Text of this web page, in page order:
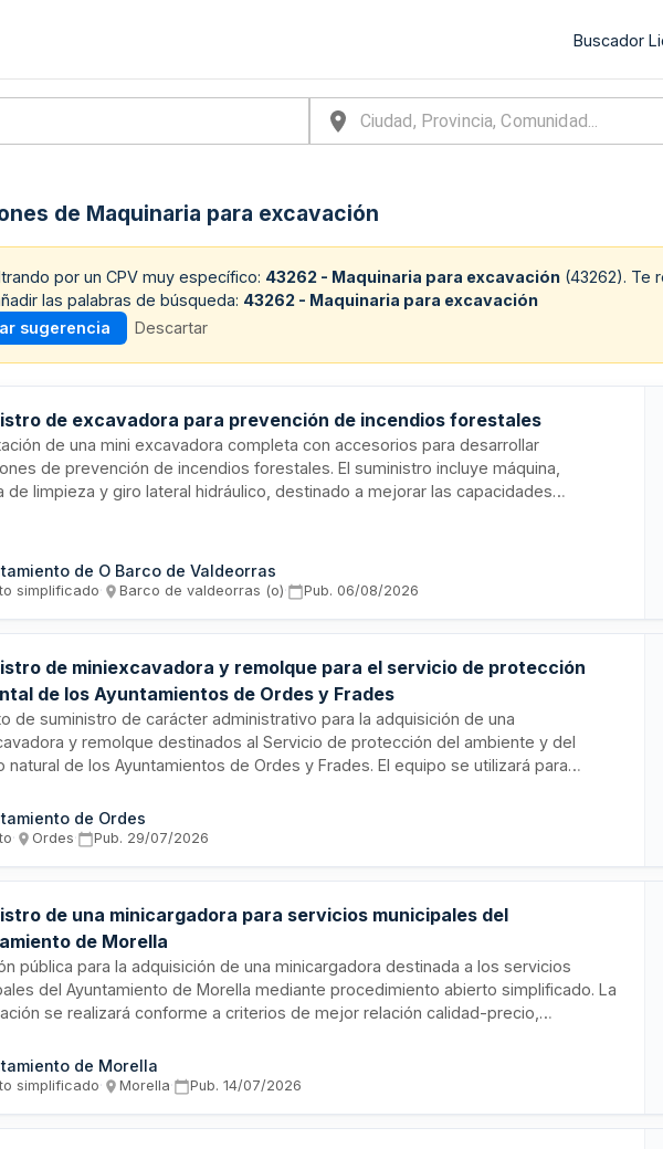
Buscador
de Maquinaria para excavación
por un CPV muy específico: 43262 - Maquinaria para excavación (43262). Te
las palabras de búsqueda: 43262 - Maquinaria para excavación
sugerencia
Descartar
de excavadora para prevención de incendios forestales
de una mini excavadora completa con accesorios para desarrollar
de prevención de incendios forestales. El suministro incluye máquina,
de limpieza y giro lateral hidráulico, destinado a mejorar las capacidades
de O Barco de Valdeorras
simplificado· Barco de valdeorras (o)· Pub. 06/08/2026
de miniexcavadora y remolque para el servicio de protección
de los Ayuntamientos de Ordes y Frades
de suministro de carácter administrativo para la adquisición de una
y remolque destinados al Servicio de protección del ambiente y del
natural de los Ayuntamientos de Ordes y Frades. El equipo se utilizará para
del medio ambiente en espacios naturales y zonas de difícil acceso. La
estratégica permite realizar trabajos con impacto reducido sobre el entorno
de Ordes
· Ordes· Pub. 29/07/2026
de una minicargadora para servicios municipales del
de Morella
pública para la adquisición de una minicargadora destinada a los servicios
del Ayuntamiento de Morella mediante procedimiento abierto simplificado. La
se realizará conforme a criterios de mejor relación calidad-precio,
deberá ejecutarse en un plazo máximo de treinta días hábiles desde la
del contrato.
de Morella
simplificado· Morella· Pub.14/07/2026